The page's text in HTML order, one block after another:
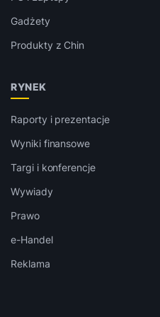
Gadżety
Produkty z Chin
RYNEK
Raporty i prezentacje
Wyniki finansowe
Targi i konferencje
Wywiady
Prawo
e-Handel
Reklama